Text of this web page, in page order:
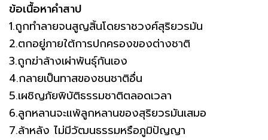
ข้อเนื้อหาคำสาป
1.ถูกทำลายจนสูญสิ้นโดยราชวงศ์สุริยวรมัน
2.ตกอยู่ภายใต้การปกครองของต่างชาติ
3.ถูกฆ่าล้างเผ่าพันธุ์กันเอง
4.กลายเป็นทาสของชนชาติอื่น
5.เผชิญภัยพิบัติธรรมชาติตลอดเวลา
6.ลูกหลานจะแพ้ลูกหลานของสุริยวรมันเสมอ
7.ล้าหลัง ไม่มีวัฒนธรรมหรือภูมิปัญญา